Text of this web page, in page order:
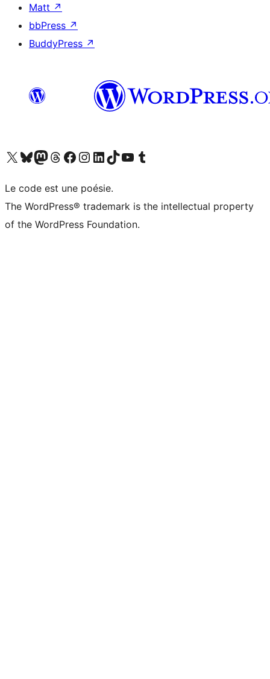
Matt ↗
bbPress ↗
BuddyPress ↗
Visit our X (formerly Twitter) account
Visitez notre compte Bluesky
Visit our Mastodon account
Visitez notre compte Threads
Visit our Facebook page
Visit our Instagram account
Visit our LinkedIn account
Visitez notre compte TikTok
Visit our YouTube channel
Visitez notre compte Tumblr
Le code est une poésie.
The WordPress® trademark is the intellectual property
of the WordPress Foundation.